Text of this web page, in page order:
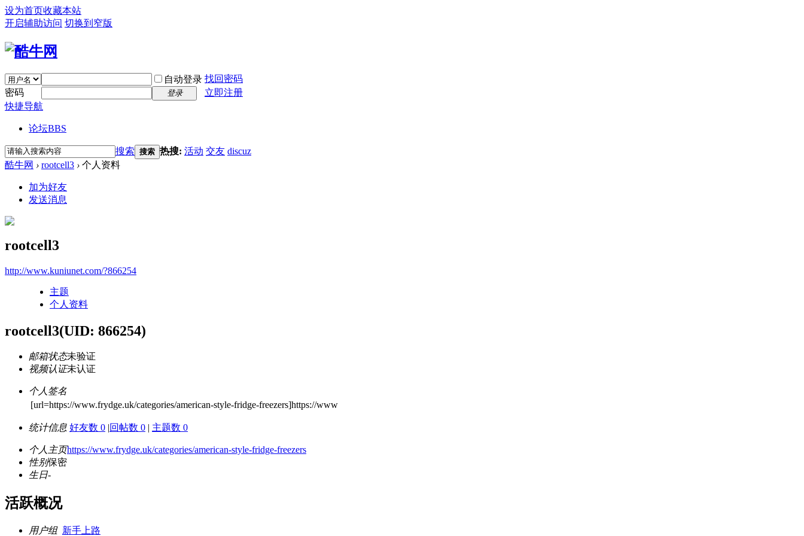
设为首页收藏本站
开启辅助访问 切换到窄版
自动登录 找回密码
密码
登录
立即注册
快捷导航
论坛BBS
搜索 搜索 热搜: 活动 交友 discuz
酷牛网 › rootcell3 › 个人资料
加为好友
发送消息
rootcell3
http://www.kuniunet.com/?866254
主题
个人资料
rootcell3(UID: 866254)
邮箱状态未验证
视频认证未认证
个人签名
[url=https://www.frydge.uk/categories/american-style-fridge-freezers]https://www
统计信息 好友数 0 |回帖数 0 | 主题数 0
个人主页https://www.frydge.uk/categories/american-style-fridge-freezers
性别保密
生日-
活跃概况
用户组 新手上路